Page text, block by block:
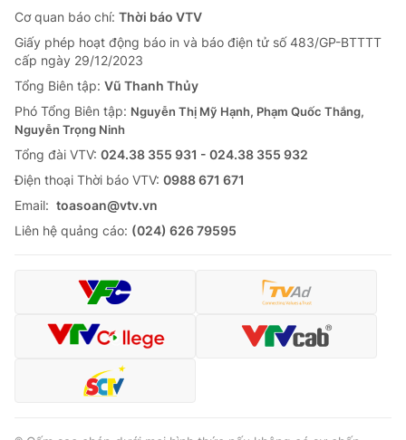
Cơ quan báo chí: Thời báo VTV
Giấy phép hoạt động báo in và báo điện tử số 483/GP-BTTTT
cấp ngày 29/12/2023
Tổng Biên tập: Vũ Thanh Thủy
Phó Tổng Biên tập: Nguyễn Thị Mỹ Hạnh, Phạm Quốc Thắng,
Nguyễn Trọng Ninh
Tổng đài VTV: 024.38 355 931 - 024.38 355 932
Ðiện thoại Thời báo VTV: 0988 671 671
Email: toasoan@vtv.vn
Liên hệ quảng cáo: (024) 626 79595